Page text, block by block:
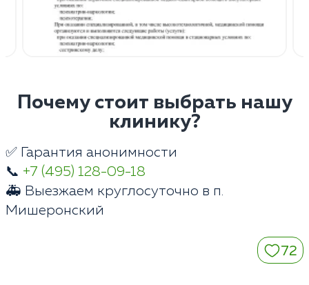
Почему стоит выбрать нашу
клинику?
✅ Гарантия анонимности
📞 +7 (495) 128-09-18
🚑 Выезжаем круглосуточно в п.
Мишеронский
72